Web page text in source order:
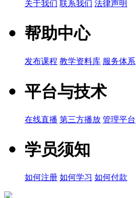
关于我们 联系我们 法律声明
帮助中心
发布课程 教学资料库 服务体系
平台与技术
在线直播 第三方播放 管理平台
学员须知
如何注册 如何学习 如何付款